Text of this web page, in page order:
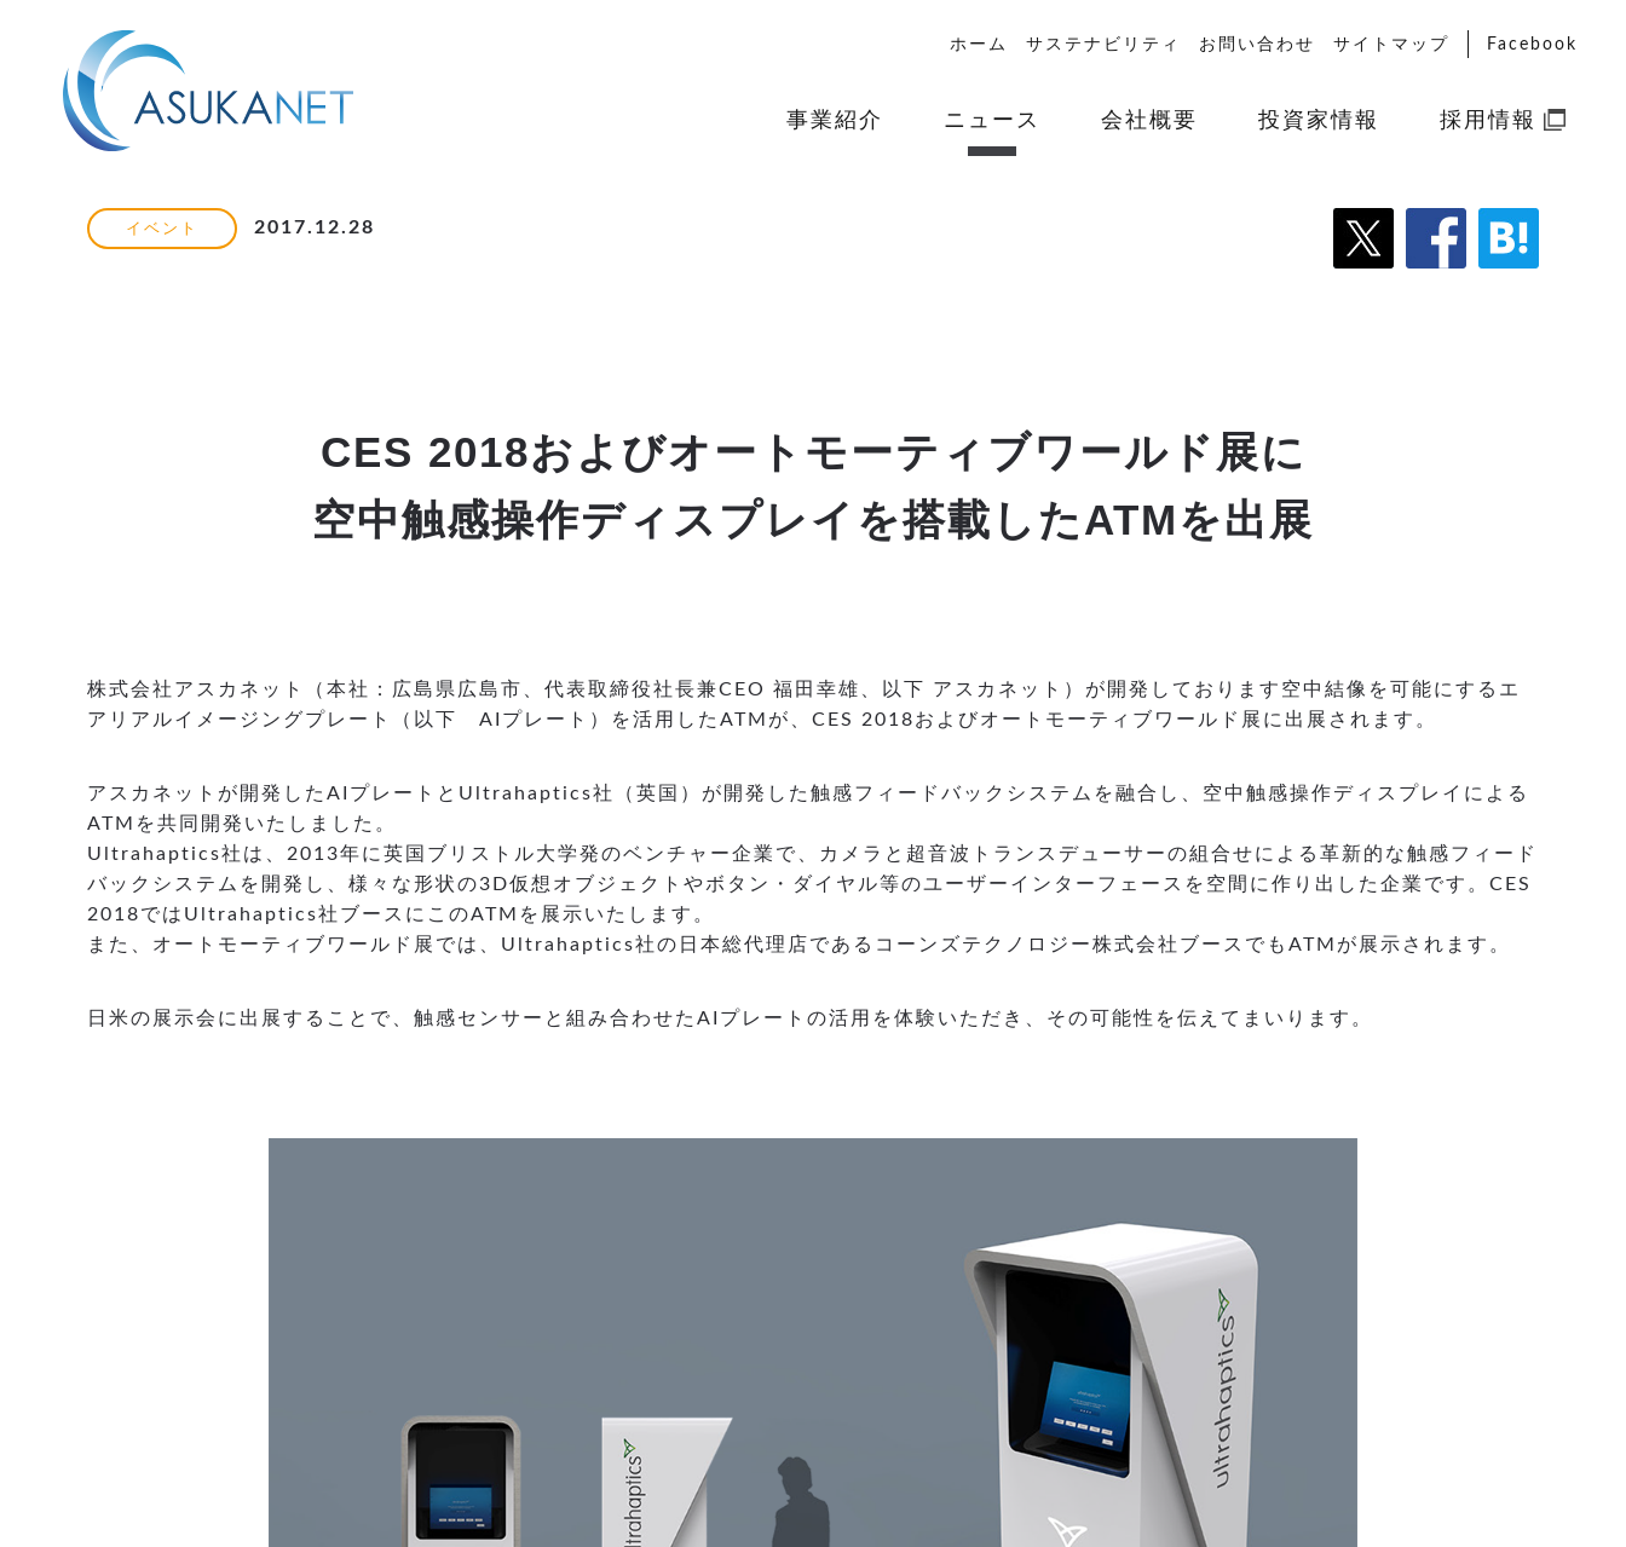
ホーム サステナビリティ お問い合わせ サイトマップ Facebook
事業紹介 ニュース 会社概要 投資家情報 採用情報
イベント 2017.12.28
CES 2018およびオートモーティブワールド展に
空中触感操作ディスプレイを搭載したATMを出展
株式会社アスカネット（本社：広島県広島市、代表取締役社長兼CEO 福田幸雄、以下 アスカネット）が開発しております空中結像を可能にするエ
アリアルイメージングプレート（以下 AIプレート）を活用したATMが、CES 2018およびオートモーティブワールド展に出展されます。
アスカネットが開発したAIプレートとUltrahaptics社（英国）が開発した触感フィードバックシステムを融合し、空中触感操作ディスプレイによる
ATMを共同開発いたしました。
Ultrahaptics社は、2013年に英国ブリストル大学発のベンチャー企業で、カメラと超音波トランスデューサーの組合せによる革新的な触感フィード
バックシステムを開発し、様々な形状の3D仮想オブジェクトやボタン・ダイヤル等のユーザーインターフェースを空間に作り出した企業です。CES
2018ではUltrahaptics社ブースにこのATMを展示いたします。
また、オートモーティブワールド展では、Ultrahaptics社の日本総代理店であるコーンズテクノロジー株式会社ブースでもATMが展示されます。
日米の展示会に出展することで、触感センサーと組み合わせたAIプレートの活用を体験いただき、その可能性を伝えてまいります。